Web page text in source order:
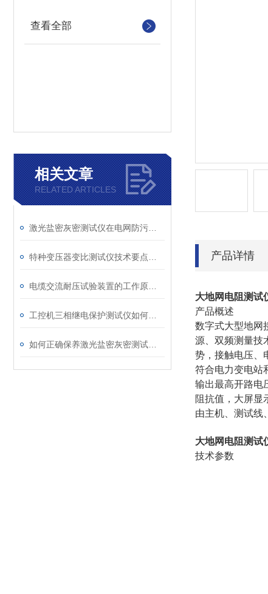
查看全部
相关文章
RELATED ARTICLES
产品详情
大地网电阻测试
产品概述
数字式大型地网
源、双频测量技
势，接触电压、
符合电力变电站
输出最高开路电
阻抗值，大屏显
由主机、测试线
大地网电阻测试
技术参数